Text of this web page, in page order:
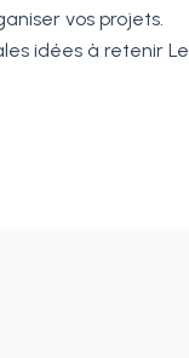
vos projets.
idées à retenir Le